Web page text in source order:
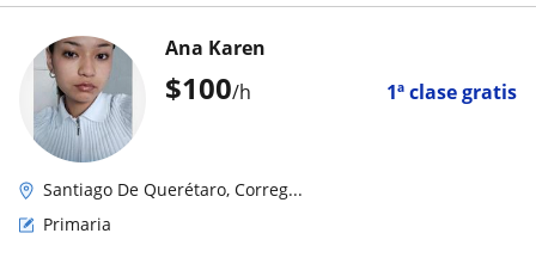
$100/h 1ª clase gratis
Ana Karen
Santiago De Querétaro, Correg...
Primaria